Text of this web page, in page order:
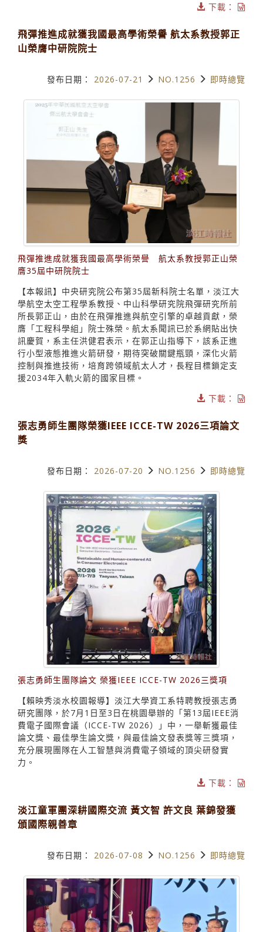
下載：
飛彈推進成就獲我國最高學術榮譽 航太系教授郭正
山榮膺中研院院士
發布日期： 2026-07-21 NO.1256 即時總覽
飛彈推進成就獲我國最高學術榮譽 航太系教授郭正山榮
膺35屆中研院院士
【本報訊】中央研究院公布第35屆新科院士名單，淡江大
學航空太空工程學系教授、中山科學研究院飛彈研究所前
所長郭正山，由於在飛彈推進與航空引擎的卓越貢獻，榮
膺「工程科學組」院士殊榮。航太系聞訊已於系網貼出快
訊慶賀，系主任洪健君表示，在郭正山指導下，該系正進
行小型液態推進火箭研發，期待突破關鍵瓶頸，深化火箭
控制與推進技術，培育跨領域航太人才，長程目標鎖定支
援2034年入軌火箭的國家目標。
下載：
張志勇師生團隊榮獲IEEE ICCE-TW 2026三項論文
獎
發布日期： 2026-07-20 NO.1256 即時總覽
張志勇師生團隊論文 榮獲IEEE ICCE-TW 2026三獎項
【賴映秀淡水校園報導】淡江大學資工系特聘教授張志勇
研究團隊，於7月1日至3日在桃園舉辦的「第13屆IEEE消
費電子國際會議（ICCE-TW 2026）」中，一舉斬獲最佳
論文獎、最佳學生論文獎，與最佳論文發表獎等三獎項，
充分展現團隊在人工智慧與消費電子領域的頂尖研發實
力。
下載：
淡江童軍團深耕國際交流 黃文智 許文良 葉錦發獲
頒國際親善章
發布日期： 2026-07-08 NO.1256 即時總覽